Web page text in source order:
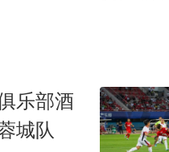
乐部酒
城队